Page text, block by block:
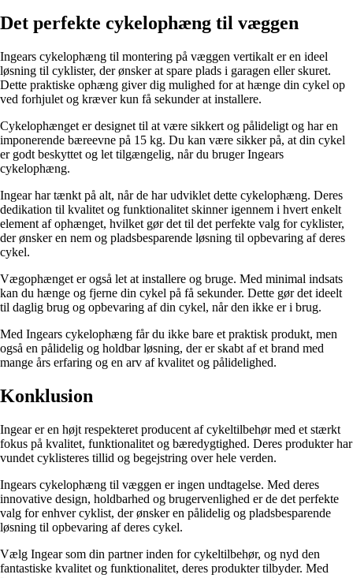
Det perfekte cykelophæng til væggen
Ingears cykelophæng til montering på væggen vertikalt er en ideel
løsning til cyklister, der ønsker at spare plads i garagen eller skuret.
Dette praktiske ophæng giver dig mulighed for at hænge din cykel op
ved forhjulet og kræver kun få sekunder at installere.
Cykelophænget er designet til at være sikkert og pålideligt og har en
imponerende bæreevne på 15 kg. Du kan være sikker på, at din cykel
er godt beskyttet og let tilgængelig, når du bruger Ingears
cykelophæng.
Ingear har tænkt på alt, når de har udviklet dette cykelophæng. Deres
dedikation til kvalitet og funktionalitet skinner igennem i hvert enkelt
element af ophænget, hvilket gør det til det perfekte valg for cyklister,
der ønsker en nem og pladsbesparende løsning til opbevaring af deres
cykel.
Vægophænget er også let at installere og bruge. Med minimal indsats
kan du hænge og fjerne din cykel på få sekunder. Dette gør det ideelt
til daglig brug og opbevaring af din cykel, når den ikke er i brug.
Med Ingears cykelophæng får du ikke bare et praktisk produkt, men
også en pålidelig og holdbar løsning, der er skabt af et brand med
mange års erfaring og en arv af kvalitet og pålidelighed.
Konklusion
Ingear er en højt respekteret producent af cykeltilbehør med et stærkt
fokus på kvalitet, funktionalitet og bæredygtighed. Deres produkter har
vundet cyklisteres tillid og begejstring over hele verden.
Ingears cykelophæng til væggen er ingen undtagelse. Med deres
innovative design, holdbarhed og brugervenlighed er de det perfekte
valg for enhver cyklist, der ønsker en pålidelig og pladsbesparende
løsning til opbevaring af deres cykel.
Vælg Ingear som din partner inden for cykeltilbehør, og nyd den
fantastiske kvalitet og funktionalitet, deres produkter tilbyder. Med